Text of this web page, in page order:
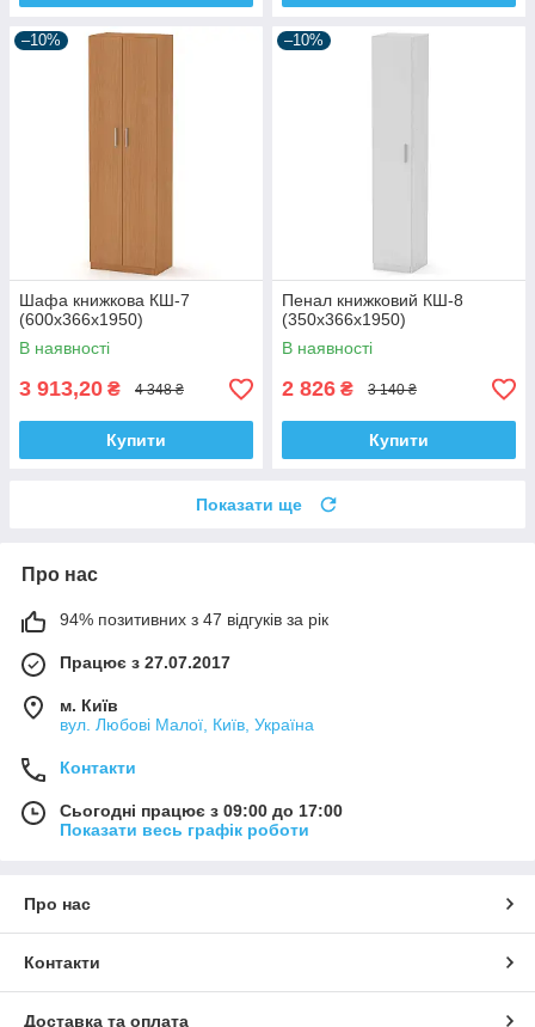
–10%
Шафа книжкова КШ-7
(600x366x1950)
В наявності
3 913,20 ₴ 4 348 ₴
Купити
–10%
Пенал книжковий КШ-8
(350x366x1950)
В наявності
2 826 ₴ 3 140 ₴
Купити
Показати ще
Про нас
94% позитивних з 47 відгуків за рік
Працює з 27.07.2017
м. Київ
вул. Любові Малої, Київ, Україна
Контакти
Сьогодні працює з 09:00 до 17:00
Показати весь графік роботи
Про нас
Контакти
Доставка та оплата